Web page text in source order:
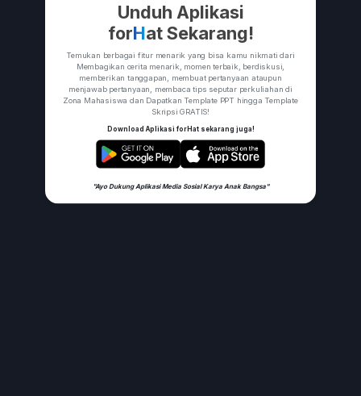
Unduh Aplikasi
forHat Sekarang!
Temukan berbagai fitur menarik yang bisa kamu nikmati dari
Membagikan cerita menarik, momen terbaik, berdiskusi,
memberikan tanggapan, membuat pertanyaan ataupun
menjawab pertanyaan, membaca tips seputar perkuliahan di
Zona Mahasiswa dan Dapatkan Template PPT hingga Template
Skripsi GRATIS!
Download Aplikasi forHat sekarang juga!
"Ayo Dukung Aplikasi Media Sosial Karya Anak Bangsa"